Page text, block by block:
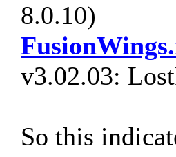
8.0.10)
v3.02.03:
So this